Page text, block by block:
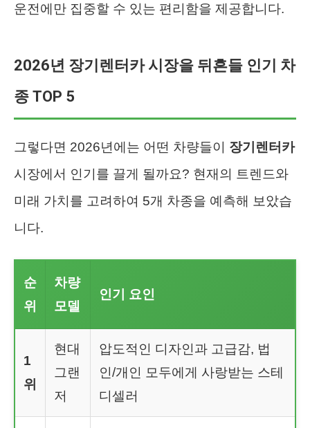
운전에만 집중할 수 있는 편리함을 제공합니다.
2026년 장기렌터카 시장을 뒤흔들 인기 차
종 TOP 5
그렇다면 2026년에는 어떤 차량들이 장기렌터카
시장에서 인기를 끌게 될까요? 현재의 트렌드와
미래 가치를 고려하여 5개 차종을 예측해 보았습
니다.
순
위
차량
모델
인기 요인
1
위
현대
그랜
저
압도적인 디자인과 고급감, 법
인/개인 모두에게 사랑받는 스테
디셀러